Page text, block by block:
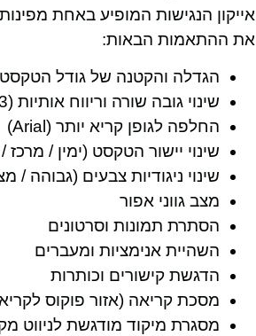
אייקון הנגישות המופיע באחת
את ההתאמות הבאות:
הגדלה והקטנה של גודל הטקסט (4
שינוי גובה שורה וריווח אותיות (3 רמות לכל אחד)
החלפה לגופן קריא יותר (Arial)
שינוי יישור הטקסט (ימין /
שינוי ניגודיות צבעים (גבוהה /
מצב גווני אפור
הסתרת תמונות וסרטונים
השהיית אנימציות ומעברים
הדגשת קישורים וכותרות
מסכת קריאה (אזור פוקוס
מסגרת מיקוד מודגשת לניווט